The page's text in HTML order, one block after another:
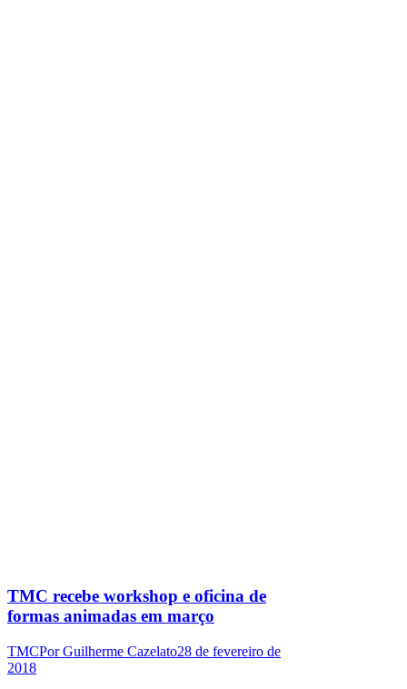
TMC recebe workshop e oficina de
formas animadas em março
TMCPorGuilherme Cazelato28 de fevereiro de
2018